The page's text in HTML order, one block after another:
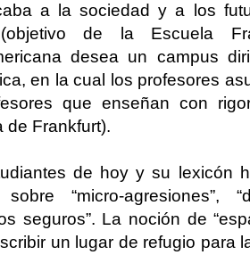
a la sociedad y a los
de la Escuela
desea un campus
en la cual los profesores
que enseñan con
de Frankfurt).
de hoy y su lexicón
sobre “micro-agresiones”,
seguros”. La noción de
un lugar de refugio para